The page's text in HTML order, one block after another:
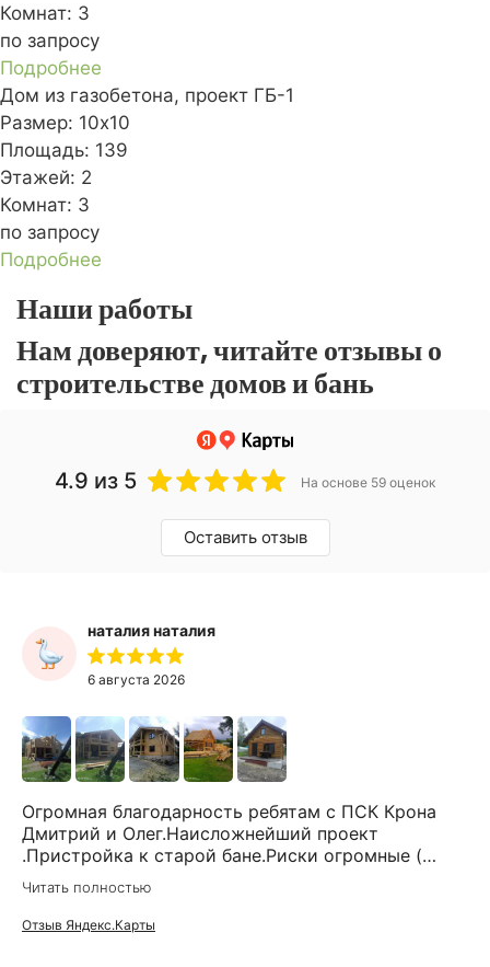
Комнат: 3
по запросу
Подробнее
Дом из газобетона, проект ГБ-1
Размер: 10x10
Площадь: 139
Этажей: 2
Комнат: 3
по запросу
Подробнее
Наши работы
Нам доверяют, читайте отзывы о
строительстве домов и бань
4.9 из 5 На основе 59 оценок
Оставить отзыв
наталия наталия
6 августа 2026
Огромная благодарность ребятам с ПСК Крона
Дмитрий и Олег.Наисложнейший проект
.Пристройка к старой бане.Риски огромные (
усадки, развенцовка и т.д) Никто не
брался.Только Дмитрий через 12
итерацией,согласований и споров
Читать полностью
Отзыв Яндекс.Карты